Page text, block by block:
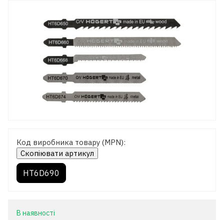
Код виробника товару (MPN):
Скопіювати артикул
HT6D690
В наявності